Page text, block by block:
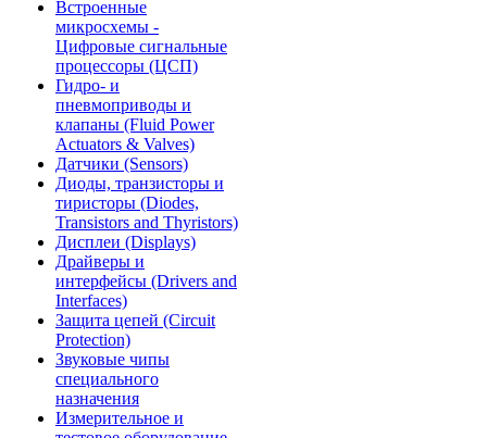
Встроенные
микросхемы -
Цифровые сигнальные
процессоры (ЦСП)
Гидро- и
пневмоприводы и
клапаны (Fluid Power
Actuators & Valves)
Датчики (Sensors)
Диоды, транзисторы и
тиристоры (Diodes,
Transistors and Thyristors)
Дисплеи (Displays)
Драйверы и
интерфейсы (Drivers and
Interfaces)
Защита цепей (Circuit
Protection)
Звуковые чипы
специального
назначения
Измерительное и